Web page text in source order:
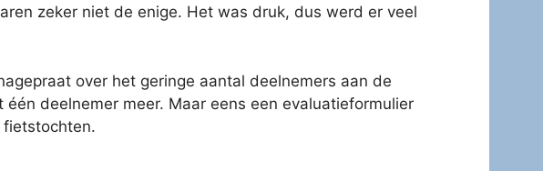
zeker niet de enige. Het was druk, dus werd er veel
over het geringe aantal deelnemers aan de
deelnemer meer. Maar eens een evaluatieformulier